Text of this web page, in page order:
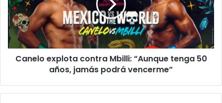
“Aunque
tenga
50
años,
jamás
podrá
Canelo explota contra Mbilli: “Aunque tenga 50
años, jamás podrá vencerme”